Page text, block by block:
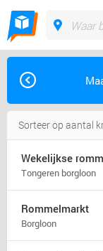
Wekelijkse
Tongeren borgloon
Rommelmarkt
Borgloon